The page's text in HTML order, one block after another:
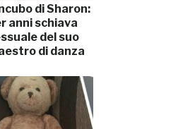
di Sharon:
anni schiava
del suo
di danza